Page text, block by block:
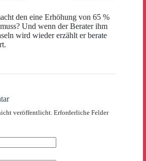
den eine Erhöhung von 65 %
Und wenn der Berater ihm
wird wieder erzählt er berate
veröffentlicht. Erforderliche Felder